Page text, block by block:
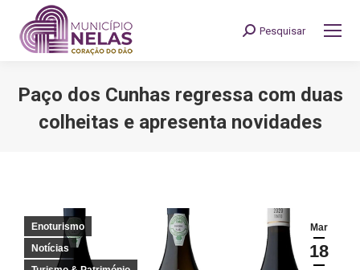
Search:
Pesquisar
Paço dos Cunhas regressa com duas
colheitas e apresenta novidades
Mar
18
Enoturismo
Notícias